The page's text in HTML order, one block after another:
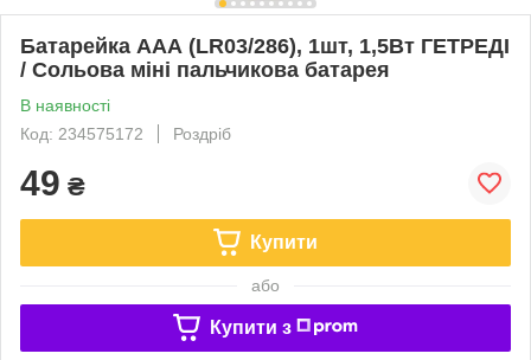
Батарейка ААА (LR03/286), 1шт, 1,5Вт ГЕТРЕДІ
/ Сольова міні пальчикова батарея
В наявності
Код: 234575172
Роздріб
49 ₴
Купити
або
Купити з